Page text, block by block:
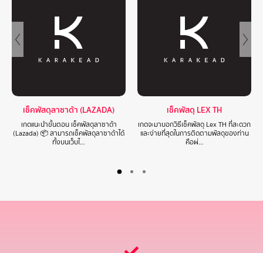
เช็คพัสดุลาซาด้า (LAZADA)
เกดแนะนำขั้นตอน เช็คพัสดุลาซาด้า
(Lazada) 📦 สามารถเช็คพัสดุลาซาด้าได้
ทั้งบนเว็บไ…
เช็คพัสดุ LEX TH
เกดจะมาบอกวิธีเช็คพัสดุ Lex TH ที่สะดวก
และง่ายที่สุดในการติดตามพัสดุของท่าน
คือผ่…